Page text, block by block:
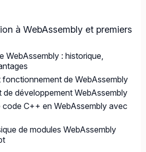
à WebAssembly et premiers
WebAssembly : historique,
de WebAssembly
de développement WebAssembly
code C++ en WebAssembly avec
de modules WebAssembly